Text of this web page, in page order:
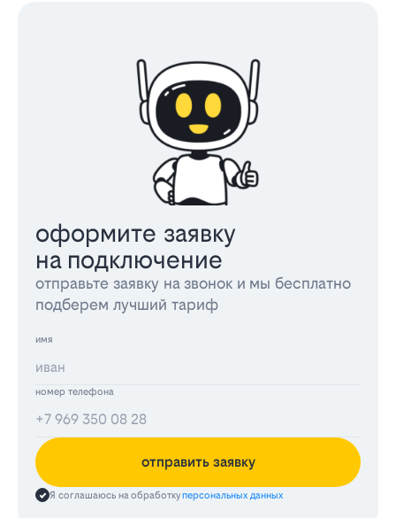
оформите заявку
на подключение
отправьте заявку на звонок и мы бесплатно
подберем лучший тариф
имя
номер телефона
отправить заявку
Я соглашаюсь на обработкуперсональных данных